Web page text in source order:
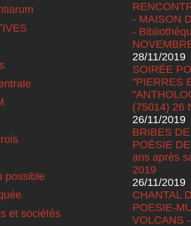
possible
et sociétés
- MAISON
-
28/11/2019
SOIRÉE
"PIERRES
(75014) 26
26/11/2019
BRIBES
POÉSIE
ans après
2019
26/11/2019
CHANTAL
POESIE-
VOLCANS